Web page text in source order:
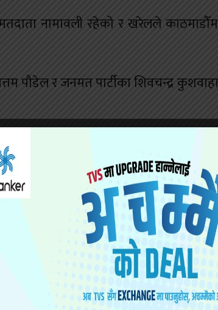
नामावली रहेको र खरेलले
पौडेल र जनमत पार्टीका शिवचन्द्र
यौनकार्य
निर्घात
मुद्दा
सिरहा कारागारको
राईनको गम्भीर प्रश्न